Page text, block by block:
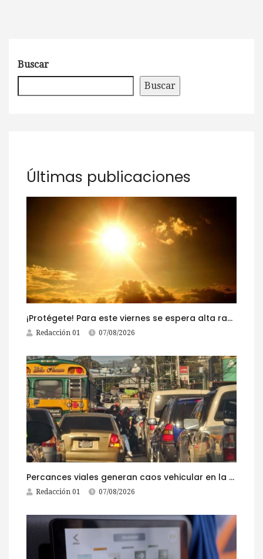
Buscar
Buscar
Últimas publicaciones
¡Protégete! Para este viernes se espera alta radiación solar
Redacción 01 07/08/2026
Percances viales generan caos vehicular en la ruta al Pacífico este viernes
Redacción 01 07/08/2026